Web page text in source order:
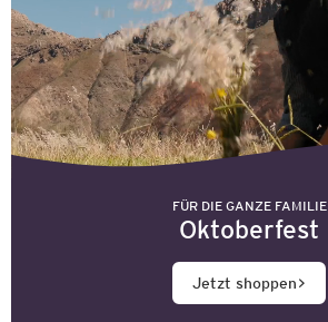
FÜR DIE GANZE FAMILIE
Oktoberfest
Jetzt shoppen